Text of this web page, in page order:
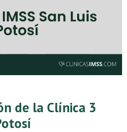
de la Clínica 3